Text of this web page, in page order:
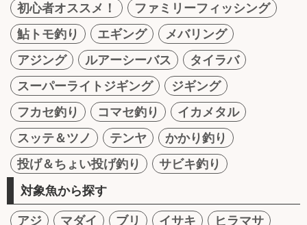
初心者オススメ！
ファミリーフィッシング
鮎トモ釣り
エギング
メバリング
アジング
ルアーシーバス
タイラバ
スーパーライトジギング
ジギング
フカセ釣り
コマセ釣り
イカメタル
スッテ＆ツノ
テンヤ
かかり釣り
投げ＆ちょい投げ釣り
サビキ釣り
対象魚から探す
アジ マダイ ブリ イサキ
ヒラマサ